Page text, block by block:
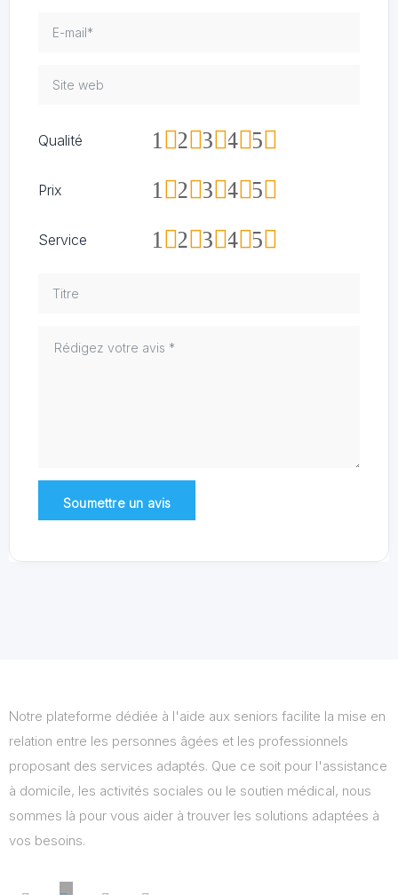
Qualité 5
4
3
2
1
Prix 5
4
3
2
1
Service 5
4
3
2
1
Notre plateforme dédiée à l'aide aux seniors facilite la mise en
relation entre les personnes âgées et les professionnels
proposant des services adaptés. Que ce soit pour l'assistance
à domicile, les activités sociales ou le soutien médical, nous
sommes là pour vous aider à trouver les solutions adaptées à
vos besoins.